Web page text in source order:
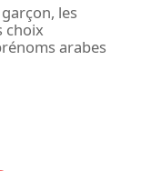
les
choix
arabes